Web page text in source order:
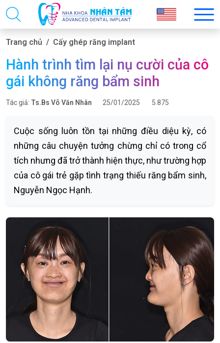
Trang chủ Cấy ghép răng implant
Hành trình tìm lại nụ cười của cô
gái không răng bẩm sinh
Tác giả: Ts.Bs Võ Văn Nhân 25/01/2025 5.875
Cuộc sống luôn tồn tại những điều diệu kỳ, có
những câu chuyện tưởng chừng chỉ có trong cổ
tích nhưng đã trở thành hiện thực, như trường hợp
của cô gái trẻ gặp tình trạng thiếu răng bẩm sinh,
Nguyễn Ngọc Hạnh.